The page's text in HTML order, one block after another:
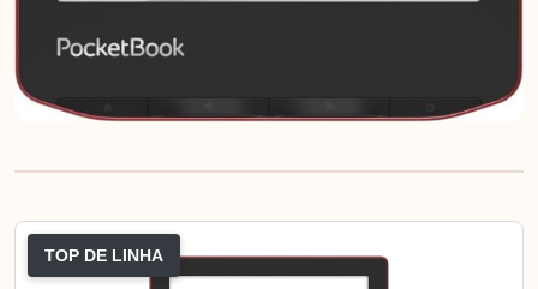
TOP DE LINHA